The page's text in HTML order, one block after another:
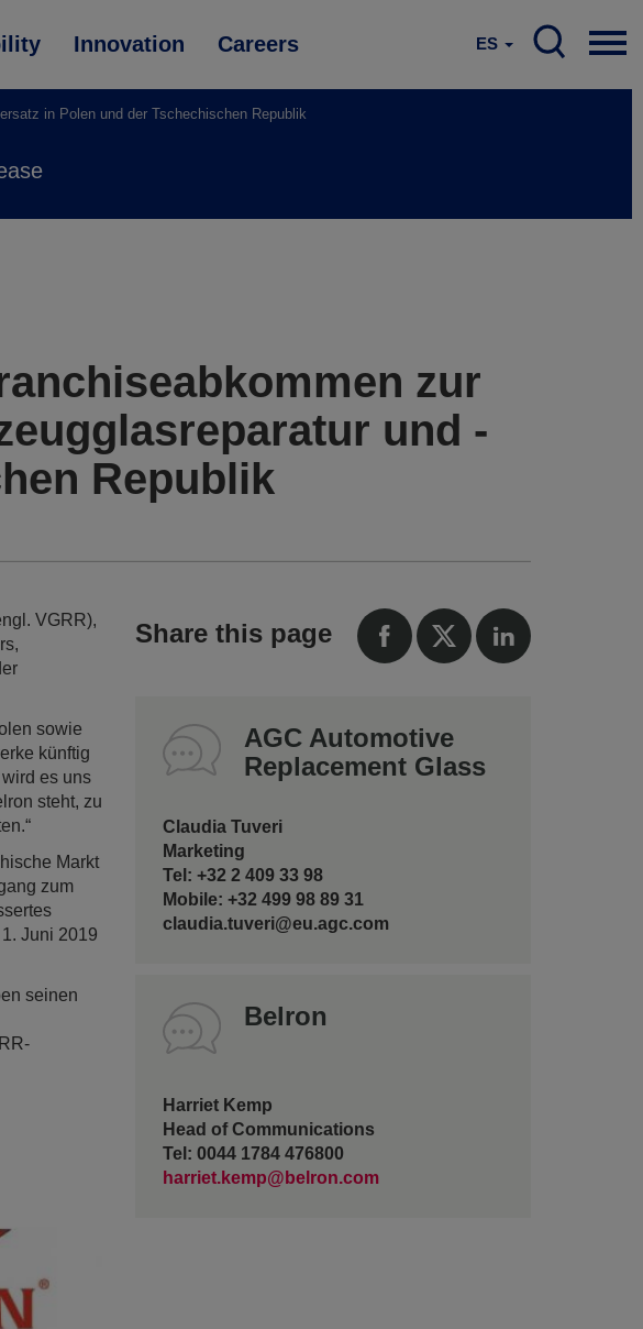
Innovation Careers ES
in Polen und der Tschechischen Republik
zur
und -
Republik
VGRR),
sowie
künftig
es uns
steht, zu
Markt
zum
Juni 2019
seinen
Share this page
AGC Automotive
Replacement Glass
Claudia Tuveri
Marketing
Tel: +32 2 409 33 98
Mobile: +32 499 98 89 31
claudia.tuveri@eu.agc.com
Belron
Harriet Kemp
Head of Communications
Tel: 0044 1784 476800
harriet.kemp@belron.com